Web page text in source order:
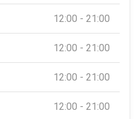
12:00 - 21:00
12:00 - 21:00
12:00 - 21:00
12:00 - 21:00